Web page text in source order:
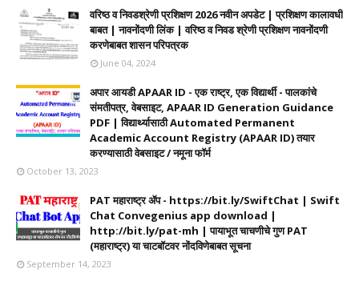
वरिष्ठ व निवडश्रेणी प्रशिक्षण 2026 नवीन अपडेट | प्रशिक्षण कालावधी‌
बाबत | नावनोंदणी लिंक | वरिष्ठ व निवड श्रेणी प्रशिक्षण नावनोंदणी
करणेबाबत शासन परिपत्रक
June 04, 2024
अपार आयडी APAAR ID - एक राष्ट्र, एक विद्यार्थी - पालकांचे
संमतीपत्र, वेबसाइट, APAAR ID Generation Guidance
PDF | विद्यार्थ्यासाठी Automated Permanent
Academic Account Registry (APAAR ID) तयार
करण्यासाठी वेबसाइट / नमूना फॉर्म
October 13, 2023
PAT महाराष्ट्र ॲप - https://bit.ly/SwiftChat | Swift
Chat Convegenius app download |
http://bit.ly/pat-mh | पायाभूत चाचणीचे गुण PAT
(महाराष्ट्र) या चाटबॉटवर नोंदविणेबाबत सूचना
September 14, 2023